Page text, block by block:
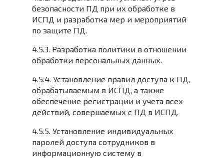
безопасности ПД при их обработке в
ИСПД и разработка мер и мероприятий
по защите ПД.
4.5.3. Разработка политики в отношении
обработки персональных данных.
4.5.4. Установление правил доступа к ПД,
обрабатываемым в ИСПД, а также
обеспечение регистрации и учета всех
действий, совершаемых с ПД в ИСПД.
4.5.5. Установление индивидуальных
паролей доступа сотрудников в
информационную систему в